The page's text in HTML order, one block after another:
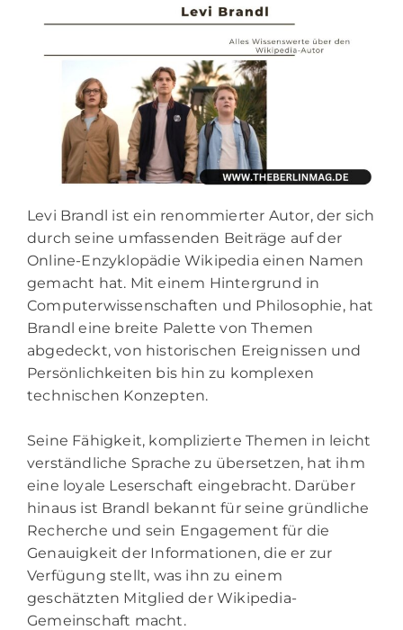
Levi Brandl ist ein renommierter Autor, der sich
durch seine umfassenden Beiträge auf der
Online-Enzyklopädie Wikipedia einen Namen
gemacht hat. Mit einem Hintergrund in
Computerwissenschaften und Philosophie, hat
Brandl eine breite Palette von Themen
abgedeckt, von historischen Ereignissen und
Persönlichkeiten bis hin zu komplexen
technischen Konzepten.
Seine Fähigkeit, komplizierte Themen in leicht
verständliche Sprache zu übersetzen, hat ihm
eine loyale Leserschaft eingebracht. Darüber
hinaus ist Brandl bekannt für seine gründliche
Recherche und sein Engagement für die
Genauigkeit der Informationen, die er zur
Verfügung stellt, was ihn zu einem
geschätzten Mitglied der Wikipedia-
Gemeinschaft macht.